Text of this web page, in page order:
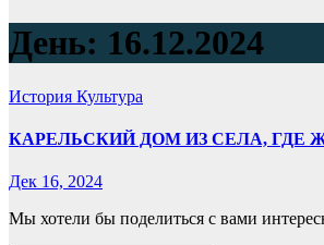
День: 16.12.2024
История Культура
КАРЕЛЬСКИЙ ДОМ ИЗ СЕЛА, ГДЕ
Дек 16, 2024
Мы хотели бы поделиться с вами